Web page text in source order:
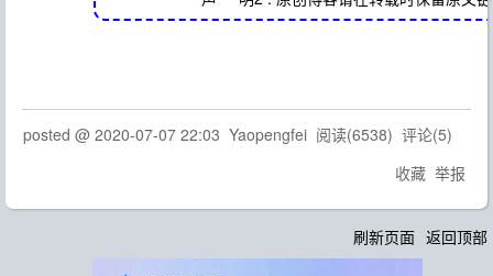
posted @ 2020-07-07 22:03 Yaopengfei 阅读(6538) 评论(5)
收藏 举报
刷新页面 返回顶部